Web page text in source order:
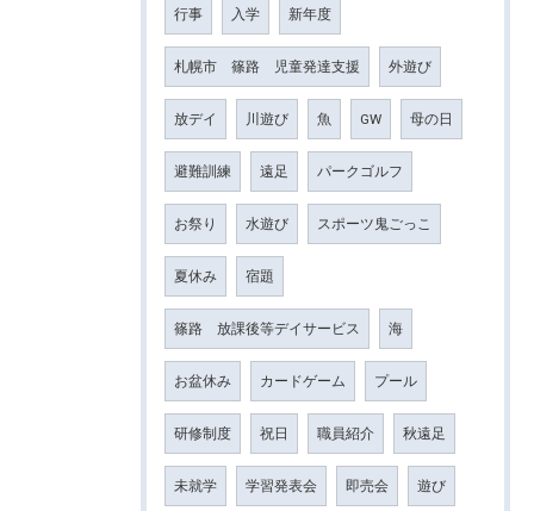
行事 入学 新年度
札幌市 篠路 児童発達支援 外遊び
放デイ 川遊び 魚 GW 母の日
避難訓練 遠足 パークゴルフ
お祭り 水遊び スポーツ鬼ごっこ
夏休み 宿題
篠路 放課後等デイサービス 海
お盆休み カードゲーム プール
研修制度 祝日 職員紹介 秋遠足
未就学 学習発表会 即売会 遊び